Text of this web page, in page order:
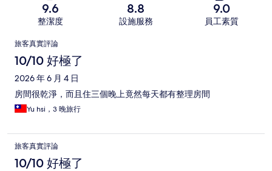
9.6
整潔度
8.8
設施服務
9.0
員工素質
評
論
旅客真實評論
10/10 好極了
2026 年 6 月 4 日
房間很乾淨，而且住三個晚上竟然每天都有整理房間
Yu hsi，3 晚旅行
旅客真實評論
10/10 好極了